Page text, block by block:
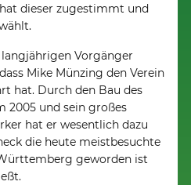
dieser zugestimmt und
Vorgänger
Mike Münzing den Verein
hat. Durch den Bau des
2005 und sein großes
hat er wesentlich dazu
die heute meistbesuchte
geworden ist